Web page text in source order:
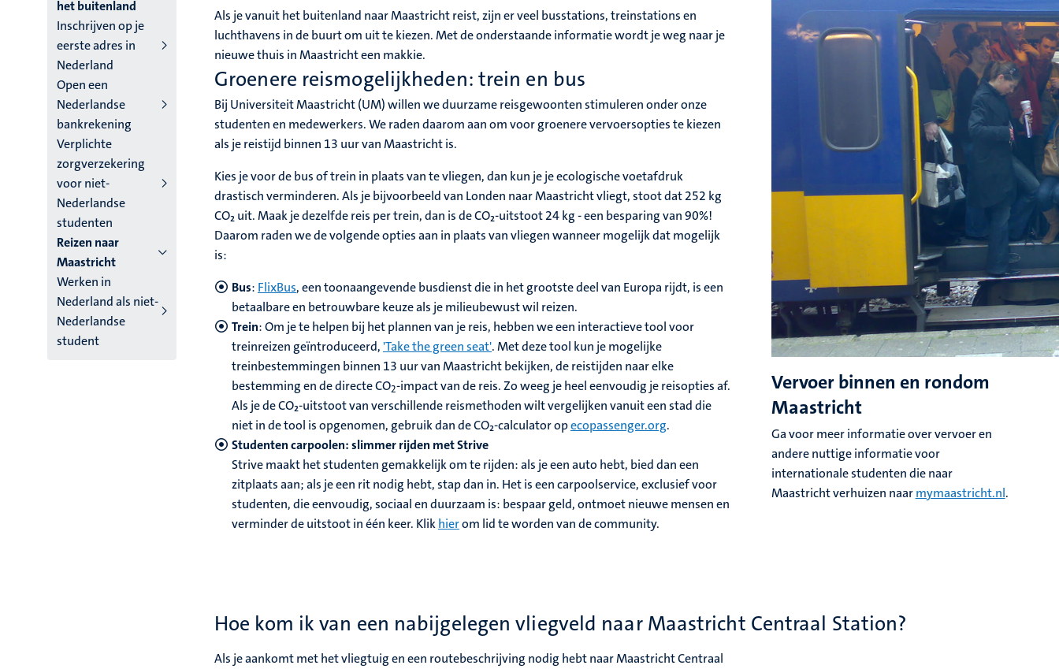
4
Nederlands
(NL)
het buitenland
Inschrijven op je
eerste adres in
Nederland
Open een
Nederlandse
bankrekening
Verplichte
zorgverzekering
voor niet-
Nederlandse
studenten
Reizen naar
Maastricht
Werken in
Nederland als niet-
Nederlandse
student
Als je vanuit het buitenland naar Maastricht reist, zijn er veel busstations, treinstations en
luchthavens in de buurt om uit te kiezen. Met de onderstaande informatie wordt je weg naar je
nieuwe thuis in Maastricht een makkie.
Groenere reismogelijkheden: trein en bus
Bij Universiteit Maastricht (UM) willen we duurzame reisgewoonten stimuleren onder onze
studenten en medewerkers. We raden daarom aan om voor groenere vervoersopties te kiezen
als je reistijd binnen 13 uur van Maastricht is.
Kies je voor de bus of trein in plaats van te vliegen, dan kun je je ecologische voetafdruk
drastisch verminderen. Als je bijvoorbeeld van Londen naar Maastricht vliegt, stoot dat 252 kg
CO₂ uit. Maak je dezelfde reis per trein, dan is de CO₂-uitstoot 24 kg - een besparing van 90%!
Daarom raden we de volgende opties aan in plaats van vliegen wanneer mogelijk dat mogelijk
is:
Bus: FlixBus,een toonaangevende busdienst die in het grootste deel van Europa rijdt, is een
betaalbare en betrouwbare keuze als je milieubewust wil reizen.
Trein: Om je te helpen bij het plannen van je reis, hebben we een interactieve tool voor
treinreizen geïntroduceerd,'Take the green seat'. Met deze tool kun je mogelijke
treinbestemmingen binnen 13 uur van Maastricht bekijken, de reistijden naar elke
bestemming en de directe CO2-impact van de reis. Zo weeg je heel eenvoudig je reisopties af.
Als je de CO₂-uitstoot van verschillende reismethoden wilt vergelijken vanuit een stad die
niet in de tool is opgenomen, gebruik dan de CO₂-calculator opecopassenger.org.
Studenten carpoolen:slimmer rijden met Strive
Strive maakt het studenten gemakkelijk om te rijden: als je een auto hebt, bied dan een
zitplaats aan; als je een rit nodig hebt, stap dan in. Het is een carpoolservice, exclusief voor
studenten, die eenvoudig, sociaal en duurzaam is: bespaar geld, ontmoet nieuwe mensen en
verminder de uitstoot in één keer. Klikhierom lid te worden van de community.
Vervoer binnen en rondom
Maastricht
Ga voor meer informatie over vervoer en
andere nuttige informatie voor
internationale studenten die naar
Maastricht verhuizen naarmymaastricht.nl.
Hoe kom ik van een nabijgelegen vliegveld naar Maastricht Centraal Station?
Als je aankomt met het vliegtuig en een routebeschrijving nodig hebt naar Maastricht Centraal